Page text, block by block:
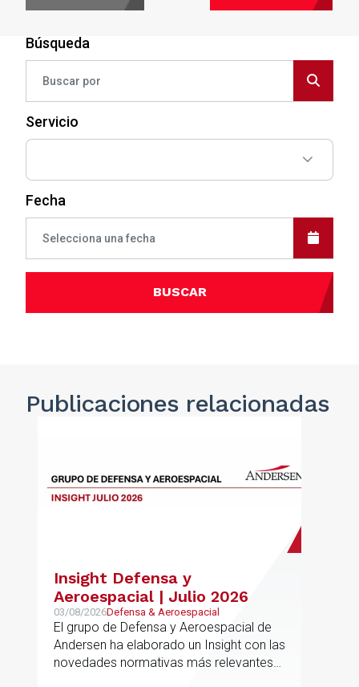
Búsqueda
Servicio
Fecha
BUSCAR
Publicaciones relacionadas
Insight Defensa y
Aeroespacial | Julio 2026
03/08/2026Defensa & Aeroespacial
El grupo de Defensa y Aeroespacial de
Andersen ha elaborado un Insight con las
novedades normativas más relevantes